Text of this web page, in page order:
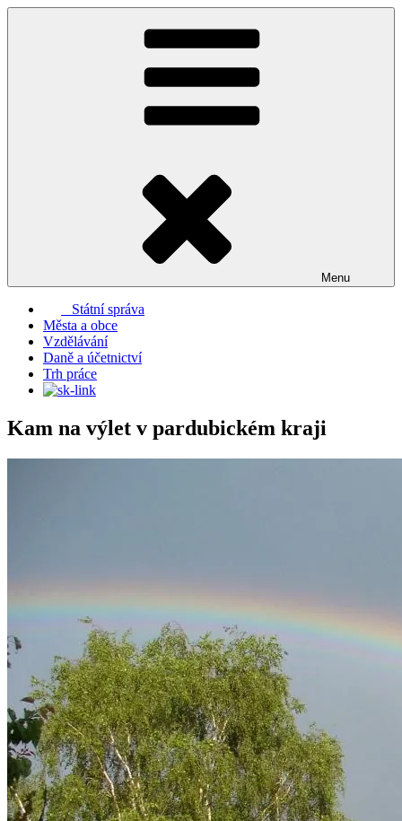
Přejít
Menu
Státní správa
Města a obce
Vzdělávání
Daně a účetnictví
Trh práce
Kam na výlet v pardubickém kraji